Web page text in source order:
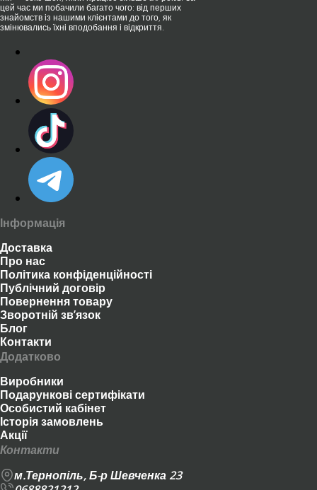
цей час ми побачили багато чого: від перших
знайомств із нашими клієнтами до того, як
змінювались їхні вподобання і відкриття.
Інформація
Доставка
Про нас
Політика конфіденційності
Публічний договір
Повернення товару
Зворотній зв’язок
Блог
Контакти
Додатково
Виробники
Подарункові сертифікати
Особистий кабінет
Історія замовлень
Акції
Контакти
м.Тернопіль, Б-р Шевченка 23